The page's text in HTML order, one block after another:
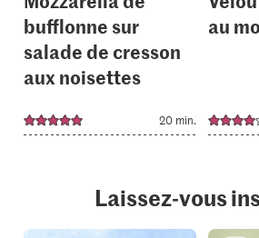
bufflonne sur
salade de cresson
aux noisettes
20 min.
au
Laissez-vous